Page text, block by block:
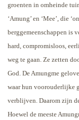
groenten in omheinde
‘Amung’ en ‘Mee’, die
berggemeenschappen is
hard, compromisloos,
weg te gaan. Ze zetten
God. De Amungme
waar hun voorouderlijke
verblijven. Daarom zijn
Hoewel de meeste